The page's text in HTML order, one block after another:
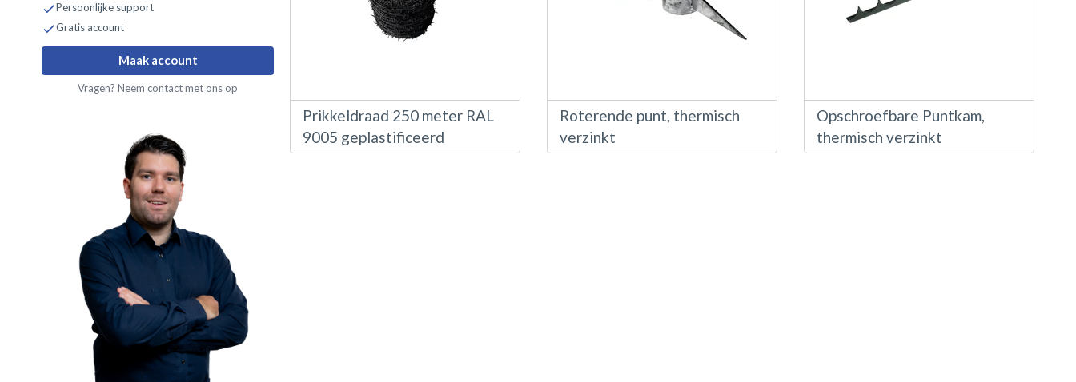
Prikkeldraad 250 meter RAL
9005 geplastificeerd
Roterende punt, thermisch
verzinkt
Opschroefbare Puntkam,
thermisch verzinkt
Persoonlijke support
Gratis account
Maak account
Vragen? Neem contact met ons op